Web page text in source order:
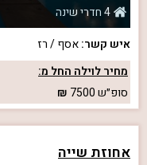
4 חדרי שינה
איש קשר:אסף / רז
מחיר לוילה החל מ:
סופ״ש7500
אחוזת שייה